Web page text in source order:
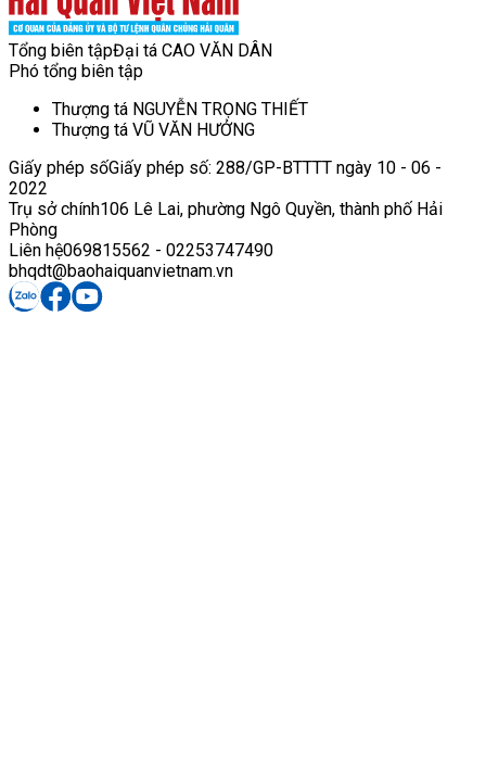
Tổng biên tậpĐại tá CAO VĂN DÂN
Phó tổng biên tập
Thượng tá NGUYỄN TRỌNG THIẾT
Thượng tá VŨ VĂN HƯỞNG
Giấy phép sốGiấy phép số: 288/GP-BTTTT ngày 10 - 06 -
2022
Trụ sở chính106 Lê Lai, phường Ngô Quyền, thành phố Hải
Phòng
Liên hệ069815562 - 02253747490
bhqdt@baohaiquanvietnam.vn